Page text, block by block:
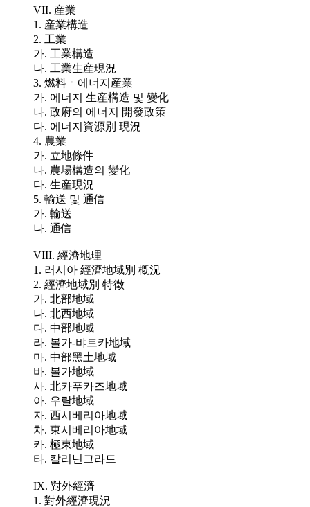
VII. 産業
1. 産業構造
2. 工業
가. 工業構造
나. 工業生産現況
3. 燃料ㆍ에너지産業
가. 에너지 生産構造 및 變化
나. 政府의 에너지 開發政策
다. 에너지資源別 現況
4. 農業
가. 立地條件
나. 農場構造의 變化
다. 生産現況
5. 輸送 및 通信
가. 輸送
나. 通信
VIII. 經濟地理
1. 러시아 經濟地域別 槪況
2. 經濟地域別 特徵
가. 北部地域
나. 北西地域
다. 中部地域
라. 볼가-뱌트카地域
마. 中部黑土地域
바. 볼가地域
사. 北카푸카즈地域
아. 우랄地域
자. 西시베리아地域
차. 東시베리아地域
카. 極東地域
타. 칼리닌그라드
IX. 對外經濟
1. 對外經濟現況